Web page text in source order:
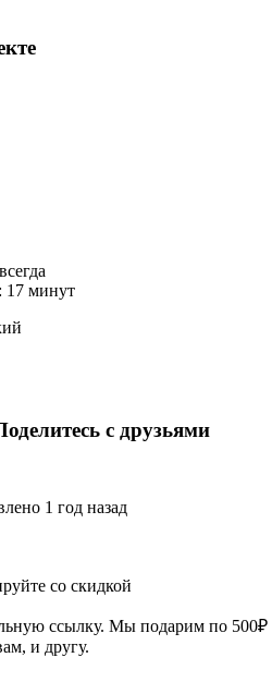
17 минут
с друзьями
1 год назад
со скидкой
ссылку. Мы подарим по 500₽
и другу.